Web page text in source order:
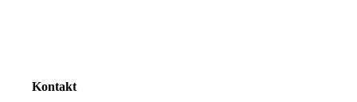
Kontakt